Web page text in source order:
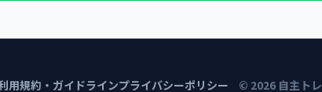
用規約・ガイドラインプライバシーポリシー © 2026自主トレ